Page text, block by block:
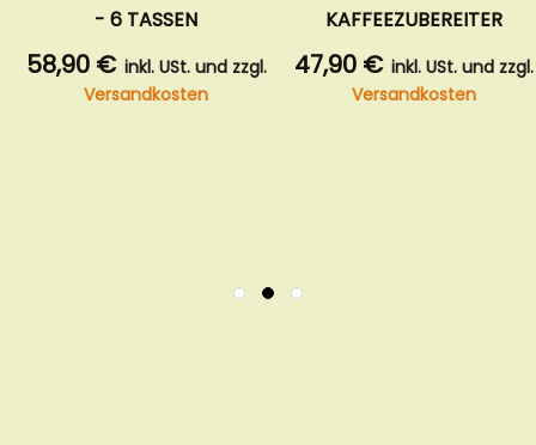
zzgl.
KAFFEEZUBEREITER
47,90 € inkl. USt. und zzgl.
Versandkosten
WALDKAFFEE
9,90 € inkl. USt.